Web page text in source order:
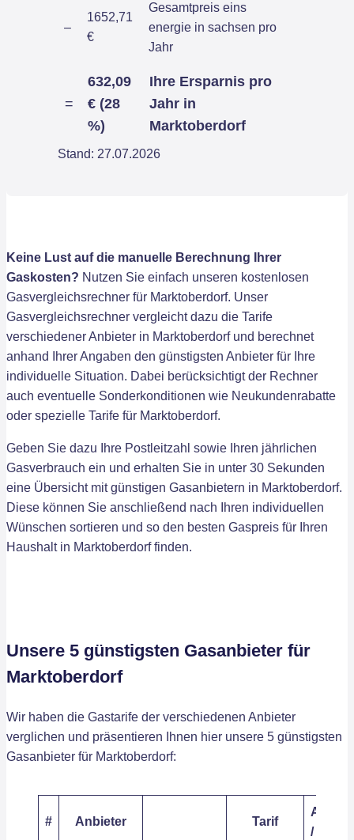
–
1652,71
€
Gesamtpreis eins
energie in sachsen pro
Jahr
=
632,09
€ (28
%)
Ihre Ersparnis pro
Jahr in
Marktoberdorf
Stand: 27.07.2026
Keine Lust auf die manuelle Berechnung Ihrer
Gaskosten? Nutzen Sie einfach unseren kostenlosen
Gasvergleichsrechner für Marktoberdorf. Unser
Gasvergleichsrechner vergleicht dazu die Tarife
verschiedener Anbieter in Marktoberdorf und berechnet
anhand Ihrer Angaben den günstigsten Anbieter für Ihre
individuelle Situation. Dabei berücksichtigt der Rechner
auch eventuelle Sonderkonditionen wie Neukundenrabatte
oder spezielle Tarife für Marktoberdorf.
Geben Sie dazu Ihre Postleitzahl sowie Ihren jährlichen
Gasverbrauch ein und erhalten Sie in unter 30 Sekunden
eine Übersicht mit günstigen Gasanbietern in Marktoberdorf.
Diese können Sie anschließend nach Ihren individuellen
Wünschen sortieren und so den besten Gaspreis für Ihren
Haushalt in Marktoberdorf finden.
Unsere 5 günstigsten Gasanbieter für
Marktoberdorf
Wir haben die Gastarife der verschiedenen Anbieter
verglichen und präsentieren Ihnen hier unsere 5 günstigsten
Gasanbieter für Marktoberdorf:
# Anbieter Tarif
/ kWh